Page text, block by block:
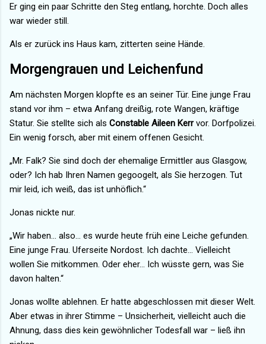
Er ging ein paar Schritte den Steg entlang, horchte. Doch alles
war wieder still.
Als er zurück ins Haus kam, zitterten seine Hände.
Morgengrauen und Leichenfund
Am nächsten Morgen klopfte es an seiner Tür. Eine junge Frau
stand vor ihm – etwa Anfang dreißig, rote Wangen, kräftige
Statur. Sie stellte sich als Constable Aileen Kerrvor. Dorfpolizei.
Ein wenig forsch, aber mit einem offenen Gesicht.
„Mr. Falk? Sie sind doch der ehemalige Ermittler aus Glasgow,
oder? Ich hab Ihren Namen gegoogelt, als Sie herzogen. Tut
mir leid, ich weiß, das ist unhöflich.“
Jonas nickte nur.
„Wir haben… also… es wurde heute früh eine Leiche gefunden.
Eine junge Frau. Uferseite Nordost. Ich dachte… Vielleicht
wollen Sie mitkommen. Oder eher… Ich wüsste gern, was Sie
davon halten.“
Jonas wollte ablehnen. Er hatte abgeschlossen mit dieser Welt.
Aber etwas in ihrer Stimme – Unsicherheit, vielleicht auch die
Ahnung, dass dies kein gewöhnlicher Todesfall war – ließ ihn